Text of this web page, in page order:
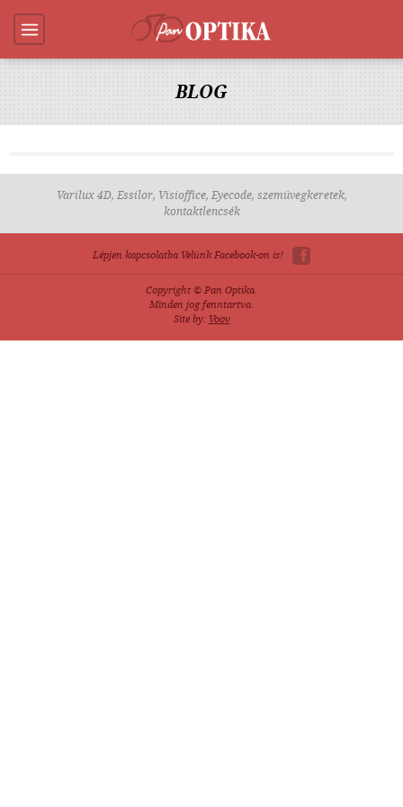
BLOG
Varilux 4D, Essilor, Visioffice, Eyecode, szemüvegkeretek,
kontaktlencsék
Lépjen kapcsolatba Velünk Facebook-on is!
Copyright © Pan Optika.
Minden jog fenntartva.
Site by: Voov